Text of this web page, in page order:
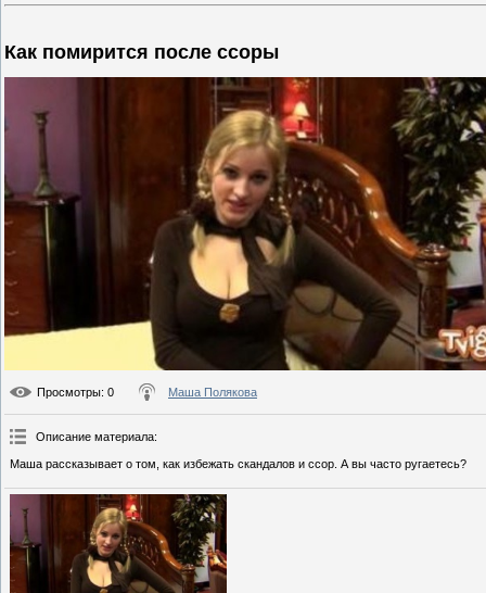
Как помирится после ссоры
Просмотры: 0 Маша Полякова
Описание материала:
Маша рассказывает о том, как избежать скандалов и ссор. А вы часто ругаетесь?